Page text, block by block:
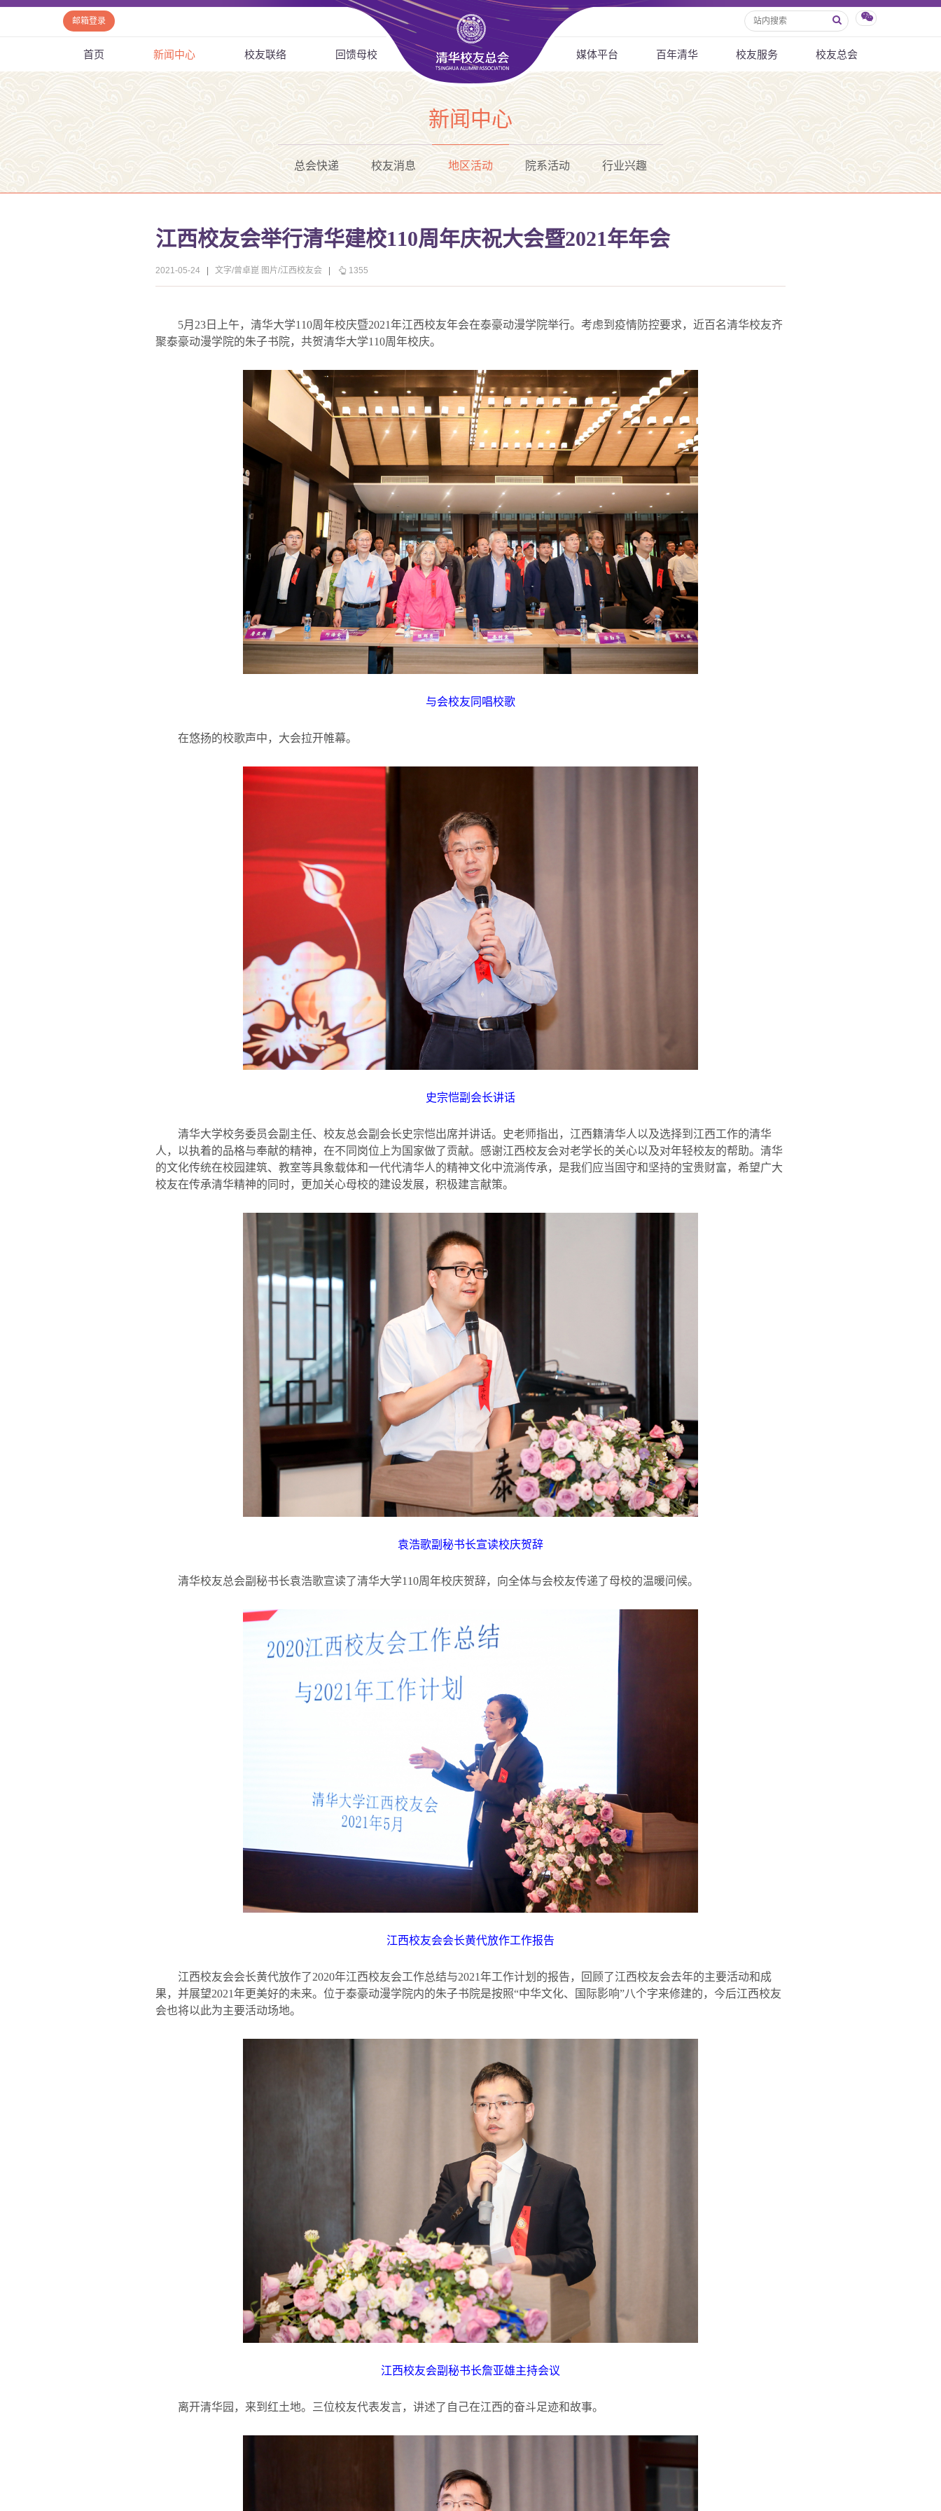
邮箱登录
首页 新闻中心 校友联络 回馈母校 媒体平台 百年清华 校友服务 校友总会
新闻中心
总会快递 校友消息 地区活动 院系活动 行业兴趣
江西校友会举行清华建校110周年庆祝大会暨2021年年会
2021-05-24 文字/曾卓崑 图片/江西校友会 1355
5月 23 日上午，清华大学110周年校庆暨2021年江西校友年会在泰豪动漫学院举行。考虑到疫情防控要求，近百名清华校友齐
聚泰豪动漫学院的朱子书院，共贺清华大学110周年校庆。
与会校友同唱校歌
在悠扬的校歌声中，大会拉开帷幕。
史宗恺副会长讲话
清华大学校务委员会副主任、校友总会副会长史宗恺出席并讲话。史老师指出，江西籍清华人以及选择到江西工作的清华
人，以执着的品格与奉献的精神，在不同岗位上为国家做了贡献。感谢江西校友会对老学长的关心以及对年轻校友的帮助。清华
的文化传统在校园建筑、教室等具象载体和一代代清华人的精神文化中流淌传承，是我们应当固守和坚持的宝贵财富，希望广大
校友在传承清华精神的同时，更加关心母校的建设发展，积极建言献策。
袁浩歌副秘书长宣读校庆贺辞
清华校友总会副秘书长袁浩歌宣读了清华大学110周年校庆贺辞，向全体与会校友传递了母校的温暖问候。
江西校友会会长黄代放作工作报告
江西校友会会长黄代放作了2020年江西校友会工作总结与2021年工作计划的报告，回顾了江西校友会去年的主要活动和成
果，并展望2021年更美好的未来。位于泰豪动漫学院内的朱子书院是按照“中华文化、国际影响”八个字来修建的，今后江西校友
会也将以此为主要活动场地。
江西校友会副秘书长詹亚雄主持会议
离开清华园，来到红土地。三位校友代表发言，讲述了自己在江西的奋斗足迹和故事。